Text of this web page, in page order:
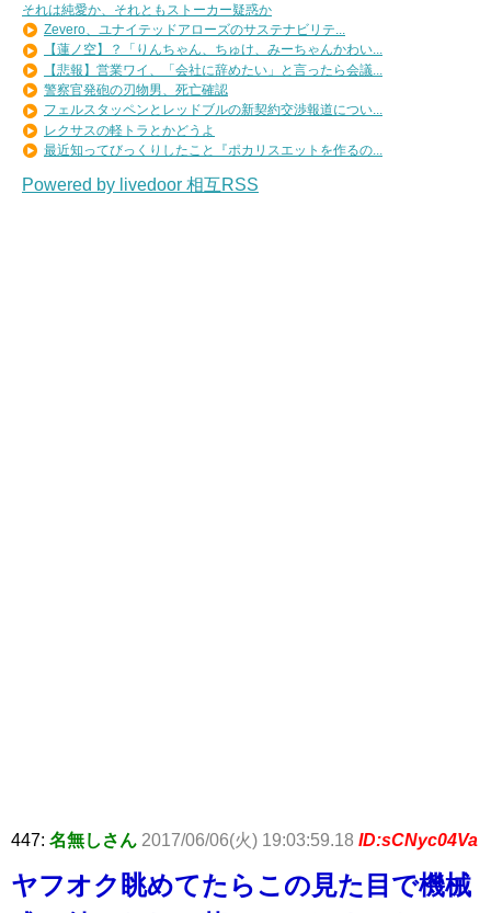
それは純愛か、それともストーカー疑惑か
Zevero、ユナイテッドアローズのサステナビリテ...
【蓮ノ空】？「りんちゃん、ちゅけ、みーちゃんかわい...
【悲報】営業ワイ、「会社に辞めたい」と言ったら会議...
警察官発砲の刃物男、死亡確認
フェルスタッペンとレッドブルの新契約交渉報道につい...
レクサスの軽トラとかどうよ
最近知ってびっくりしたこと『ポカリスエットを作るの...
Powered by livedoor 相互RSS
447: 名無しさん 2017/06/06(火) 19:03:59.18 ID:sCNyc04Va
ヤフオク眺めてたらこの見た目で機械